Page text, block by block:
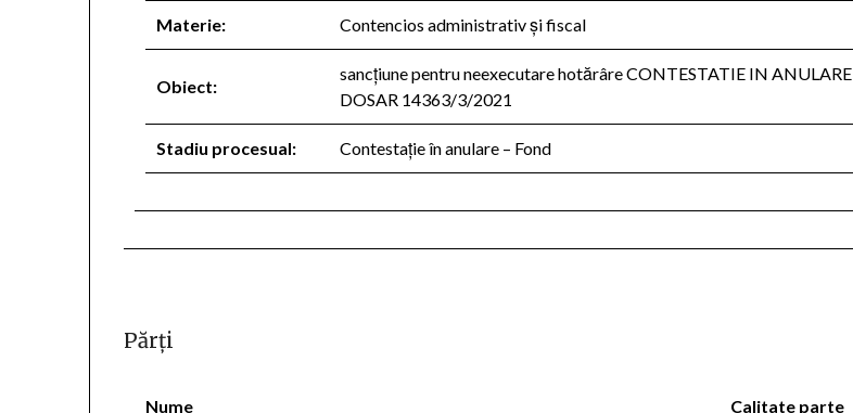
Materie: Contencios administrativ şi fiscal
Obiect:
sancţiune pentru neexecutare hotărâre CONTESTATIE IN ANULARE
DOSAR 14363/3/2021
Stadiu procesual: Contestaţie în anulare – Fond
Părţi
Nume Calitate parte